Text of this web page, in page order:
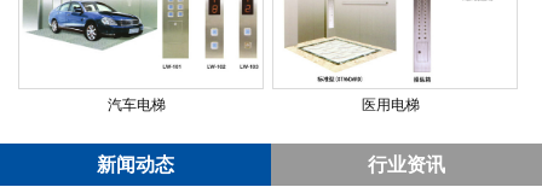
汽车电梯 医用电梯
新闻动态 行业资讯